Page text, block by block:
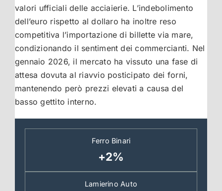
valori ufficiali delle acciaierie. L’indebolimento
dell’euro rispetto al dollaro ha inoltre reso
competitiva l’importazione di billette via mare,
condizionando il sentiment dei commercianti. Nel
gennaio 2026, il mercato ha vissuto una fase di
attesa dovuta al riavvio posticipato dei forni,
mantenendo però prezzi elevati a causa del
basso gettito interno.
Ferro Binari
+2%
Lamierino Auto